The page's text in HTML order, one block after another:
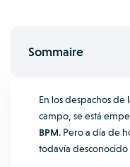
Sommaire
En los despachos de
campo, se está
BPM. Pero a día de
todavía